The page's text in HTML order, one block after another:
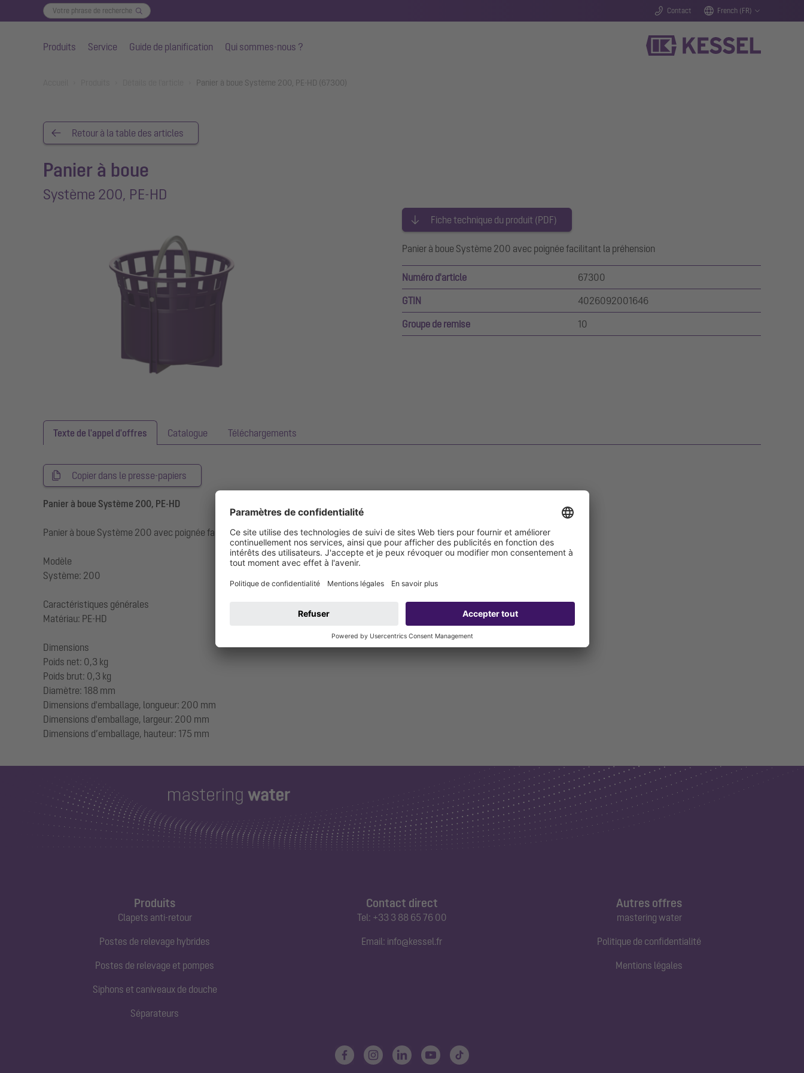
Contact French (FR)
Produits Service Guide de planification Qui sommes-nous ?
Panier à boue Système 200, PE-HD (67300)
Retour à la table des articles
Panier à boue
Système 200, PE-HD
Fiche technique du produit (PDF)
Panier à boue Système 200 avec poignée facilitant la préhension
Numéro d'article 67300
GTIN 4026092001646
Groupe de remise 10
Texte de l'appel d'offres Catalogue Téléchargements
Copier dans le presse-papiers
Panier à boue Système 200, PE-HD
Panier à boue Système 200 avec poignée facilitant la préhension
Modèle
Système: 200
Caractéristiques générales
Matériau: PE-HD
Dimensions
Poids net: 0,3 kg
Poids brut: 0,3 kg
Diamètre: 188 mm
Dimensions d'emballage, longueur: 200 mm
Dimensions d'emballage, largeur: 200 mm
Produits
Clapets anti-retour
Postes de relevage hybrides
Postes de relevage et pompes
Siphons et caniveaux de douche
Séparateurs
Contact direct
Tel: +33 3 88 65 76 00
Email: info@kessel.fr
Autres offres
mastering water
Politique de confidentialité
Mentions légales